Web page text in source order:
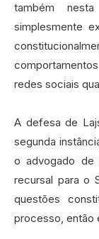
também
simplesmente
redes sociais
A defesa de
segunda
o advogado de
recursal para o
questões
processo, então